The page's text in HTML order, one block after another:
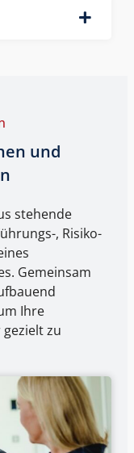
und
stehende
, Risiko-
Gemeinsam
Ihre
zu